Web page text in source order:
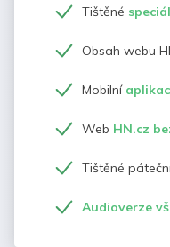
Tištěné
Obsah webu
Mobilní
Web HN.cz
Tištěné
Audioverze